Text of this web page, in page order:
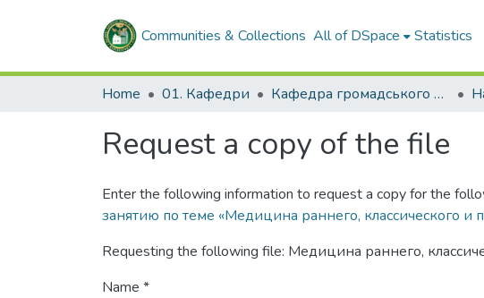
Communities & Collections All of DSpace Statistics
Home 01. Кафедри Кафедра громадського здоров'я та управління охороною здоров'я
Request a copy of the file
Enter the following information to request a copy for the
занятию по теме «Медицина раннего, классического
Requesting the following file: Медицина раннего,
Name *